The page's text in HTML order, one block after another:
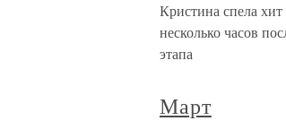
Кристина спела
несколько часов
этапа
Март